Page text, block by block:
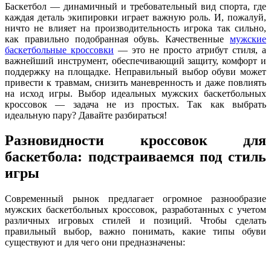
Баскетбол — динамичный и требовательный вид спорта, где
каждая деталь экипировки играет важную роль. И, пожалуй,
ничто не влияет на производительность игрока так сильно,
как правильно подобранная обувь. Качественные мужские
баскетбольные кроссовки — это не просто атрибут стиля, а
важнейший инструмент, обеспечивающий защиту, комфорт и
поддержку на площадке. Неправильный выбор обуви может
привести к травмам, снизить маневренность и даже повлиять
на исход игры. Выбор идеальных мужских баскетбольных
кроссовок — задача не из простых. Так как выбрать
идеальную пару? Давайте разбираться!
Разновидности кроссовок для
баскетбола: подстраиваемся под стиль
игры
Современный рынок предлагает огромное разнообразие
мужских баскетбольных кроссовок, разработанных с учетом
различных игровых стилей и позиций. Чтобы сделать
правильный выбор, важно понимать, какие типы обуви
существуют и для чего они предназначены: